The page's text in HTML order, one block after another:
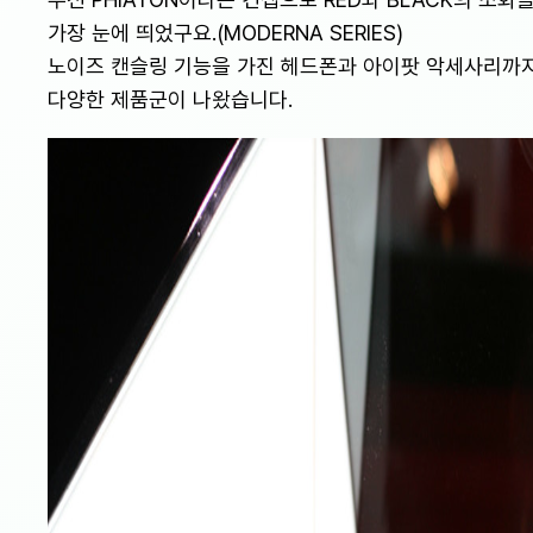
가장 눈에 띄었구요.(MODERNA SERIES)
노이즈 캔슬링 기능을 가진 헤드폰과 아이팟 악세사리까
다양한 제품군이 나왔습니다.